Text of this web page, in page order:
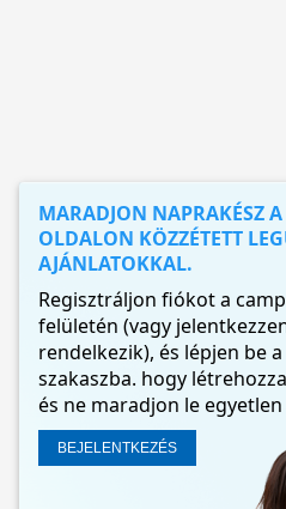
MARADJON NAPRAKÉSZ
OLDALON KÖZZÉTETT
AJÁNLATOKKAL.
Regisztráljon fiókot a
felületén (vagy
rendelkezik), és lépjen be a
szakaszba. hogy
és ne maradjon le
BEJELENTKEZÉS